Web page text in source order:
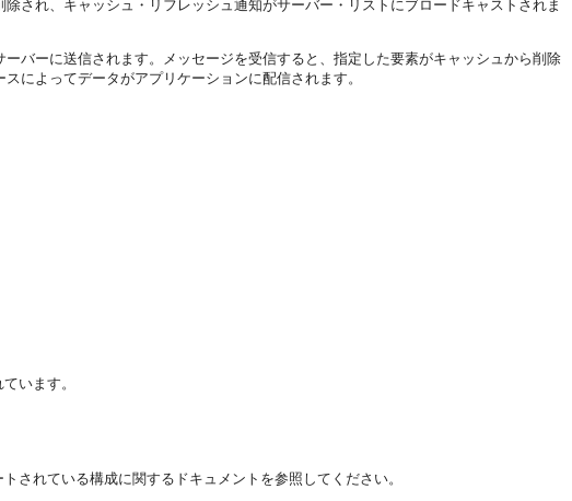
され、キャッシュ・リフレッシュ通知がサーバー・リストにブロードキャストされま
バーに送信されます。メッセージを受信すると、指定した要素がキャッシュから削除
によってデータがアプリケーションに配信されます。
います。
されている構成に関するドキュメントを参照してください。